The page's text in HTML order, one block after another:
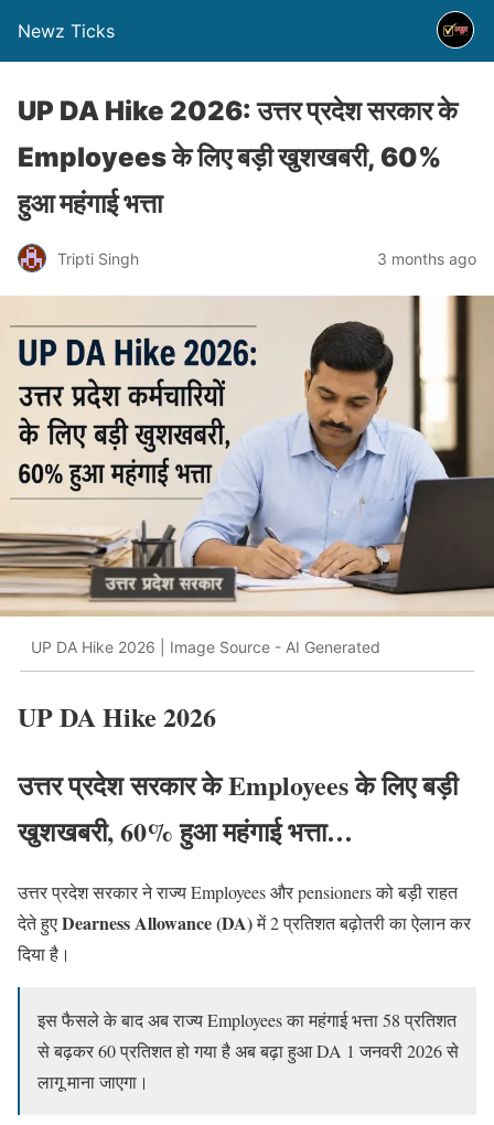
Newz Ticks
UP DA Hike 2026: उत्तर प्रदेश सरकार के
Employees के लिए बड़ी खुशखबरी, 60%
हुआ महंगाई भत्ता
Tripti Singh 3 months ago
UP DA Hike 2026 | Image Source - AI Generated
UP DA Hike 2026
उत्तर प्रदेश सरकार के Employees के लिए बड़ी
खुशखबरी, 60% हुआ महंगाई भत्ता…
उत्तर प्रदेश सरकार ने राज्य Employees और pensioners को बड़ी राहत
देते हुएDearness Allowance (DA)में 2 प्रतिशत बढ़ोतरी का ऐलान कर
दिया है।
इस फैसले के बाद अब राज्य Employees का महंगाई भत्ता 58 प्रतिशत
से बढ़कर 60 प्रतिशत हो गया है अब बढ़ा हुआ DA 1 जनवरी 2026 से
लागू माना जाएगा।